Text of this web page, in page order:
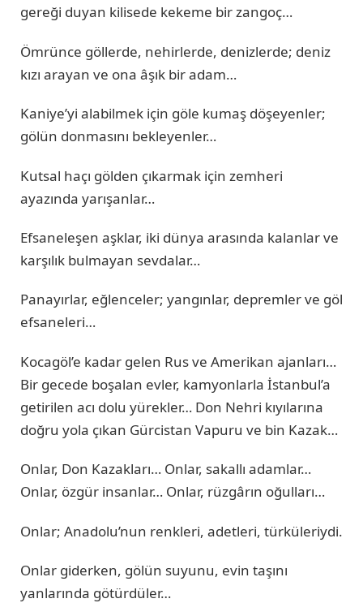
gereği duyan kilisede kekeme bir zangoç…
Ömrünce göllerde, nehirlerde, denizlerde; deniz
kızı arayan ve ona âşık bir adam…
Kaniye’yi alabilmek için göle kumaş döşeyenler;
gölün donmasını bekleyenler…
Kutsal haçı gölden çıkarmak için zemheri
ayazında yarışanlar…
Efsaneleşen aşklar, iki dünya arasında kalanlar ve
karşılık bulmayan sevdalar…
Panayırlar, eğlenceler; yangınlar, depremler ve göl
efsaneleri…
Kocagöl’e kadar gelen Rus ve Amerikan ajanları…
Bir gecede boşalan evler, kamyonlarla İstanbul’a
getirilen acı dolu yürekler… Don Nehri kıyılarına
doğru yola çıkan Gürcistan Vapuru ve bin Kazak…
Onlar, Don Kazakları… Onlar, sakallı adamlar…
Onlar, özgür insanlar… Onlar, rüzgârın oğulları…
Onlar; Anadolu’nun renkleri, adetleri, türküleriydi.
Onlar giderken, gölün suyunu, evin taşını
yanlarında götürdüler…